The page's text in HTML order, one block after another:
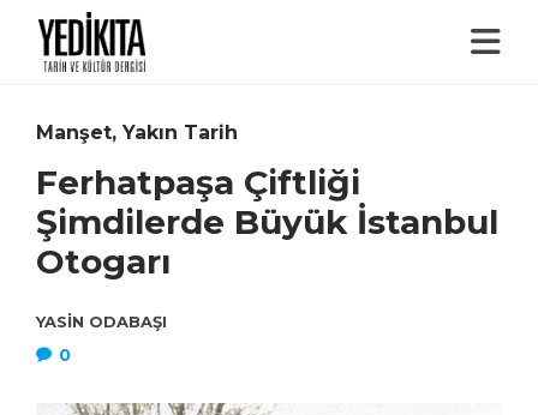
Manşet, Yakın Tarih
Ferhatpaşa Çiftliği
Şimdilerde Büyük İstanbul
Otogarı
YASIN ODABAŞI
0